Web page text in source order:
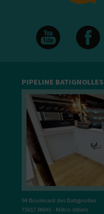
PIPELINE BATIGNOLLES
94 Boulevard des Batignolles
75017 PARIS - Métro Villiers